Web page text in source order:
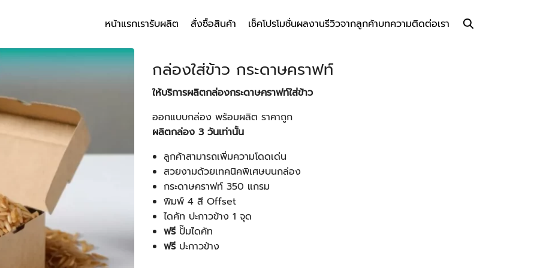
หน้าแรกเรารับผลิต สั่งซื้อสินค้า เช็คโปรโมชั่นผลงานรีวิวจากลูกค้าบทความติดต่อเรา
กล่องใส่ข้าว กระดาษคราฟท์
ให้บริการผลิตกล่องกระดาษคราฟท์ใส่ข้าว
ออกแบบกล่อง พร้อมผลิต ราคาถูก
ผลิตกล่อง 3 วันเท่านั้น
ลูกค้าสามารถเพิ่มความโดดเด่น
สวยงามด้วยเทคนิคพิเศษบนกล่อง
กระดาษคราฟท์ 350 แกรม
พิมพ์ 4 สี Offset
ไดคัท ปะกาวข้าง 1 จุด
ฟรี ปั๊มไดคัท
ฟรี ปะกาวข้าง